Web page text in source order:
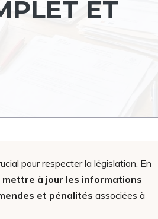
ET
pour respecter la législation. En
mettre à jour les informations
et pénalités associées à